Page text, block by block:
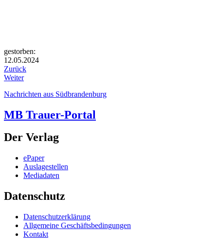
gestorben:
12.05.2024
Zurück
Weiter
Nachrichten aus Südbrandenburg
MB Trauer-Portal
Der Verlag
ePaper
Auslagestellen
Mediadaten
Datenschutz
Datenschutzerklärung
Allgemeine Geschäftsbedingungen
Kontakt